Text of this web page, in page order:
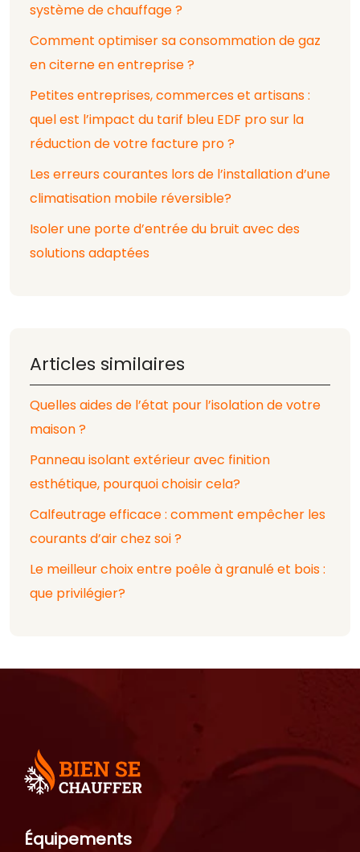
système de chauffage ?
Comment optimiser sa consommation de gaz
en citerne en entreprise ?
Petites entreprises, commerces et artisans :
quel est l’impact du tarif bleu EDF pro sur la
réduction de votre facture pro ?
Les erreurs courantes lors de l’installation d’une
climatisation mobile réversible?
Isoler une porte d’entrée du bruit avec des
solutions adaptées
Articles similaires
Quelles aides de l’état pour l’isolation de votre
maison ?
Panneau isolant extérieur avec finition
esthétique, pourquoi choisir cela?
Calfeutrage efficace : comment empêcher les
courants d’air chez soi ?
Le meilleur choix entre poêle à granulé et bois :
que privilégier?
Équipements